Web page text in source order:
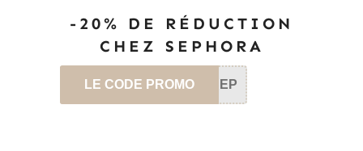
-20% DE RÉDUCTION
CHEZ SEPHORA
LE CODE PROMO SEP